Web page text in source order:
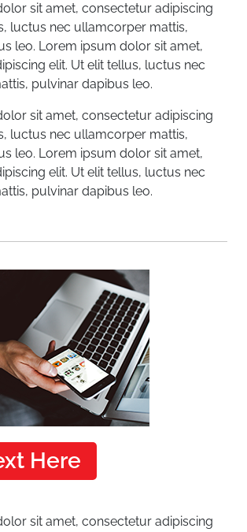
sit amet, consectetur adipiscing
luctus nec ullamcorper mattis,
leo. Lorem ipsum dolor sit amet,
elit. Ut elit tellus, luctus nec
pulvinar dapibus leo.
sit amet, consectetur adipiscing
luctus nec ullamcorper mattis,
leo. Lorem ipsum dolor sit amet,
elit. Ut elit tellus, luctus nec
pulvinar dapibus leo.
Here
sit amet, consectetur adipiscing